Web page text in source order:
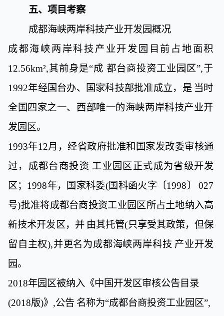
五、项目考察
成都海峡两岸科技产业开发园概况
成都海峡两岸科技产业开发园目前占地面积
12.56km²,其前身是“成 都台商投资工业园区”,于
1992年经国台办、国家科技部批准成立，是 当时
全国四家之一、西部唯一的海峡两岸科技产业开
发园区。
1993年12月，经省政府批准和国家发改委审核通
过，成都台商投资 工业园区正式成为省级开发
区； 1998年，国家科委(国科函火字〔1998 〕
027
号)批准将成都台商投资工业园区所占土地纳入高
新技术开发区，并 由其托管(只享受其政策，但保
留自主权),并更名为成都海峡两岸科技 产业开发
园。
2018年园区被纳入《中国开发区审核公告目录
(2018版)》 ,公告 名称为“成都台商投资工业园区”,